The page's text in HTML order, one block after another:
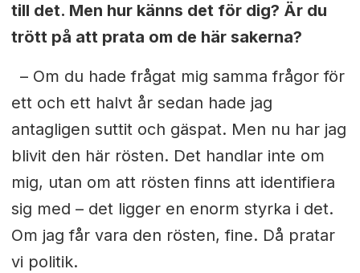
till det. Men hur känns det för dig? Är du
trött på att prata om de här sakerna?
– Om du hade frågat mig samma frågor för
ett och ett halvt år sedan hade jag
antagligen suttit och gäspat. Men nu har jag
blivit den här rösten. Det handlar inte om
mig, utan om att rösten finns att identifiera
sig med – det ligger en enorm styrka i det.
Om jag får vara den rösten, fine. Då pratar
vi politik.